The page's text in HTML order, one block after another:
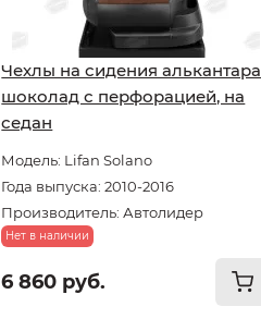
Чехлы на сидения алькантара
шоколад с перфорацией, на
седан
Модель: Lifan Solano
Года выпуска: 2010-2016
Производитель: Автолидер
Нет в наличии
6 860 руб.